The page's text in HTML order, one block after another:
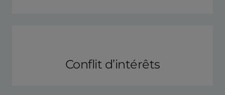
Conflit d’intérêts